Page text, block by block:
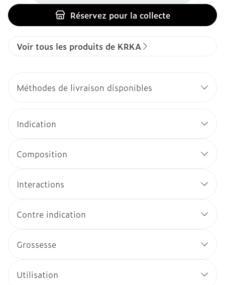
Réservezpour la collecte
Voir tous les produits de KRKA
Méthodes de livraison disponibles
Indication
Composition
Interactions
Contre indication
Grossesse
Utilisation